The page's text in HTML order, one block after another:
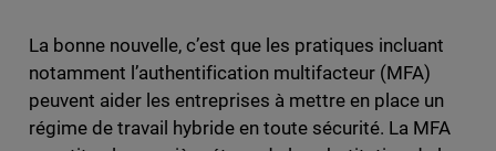
La bonne nouvelle, c’est que les pratiques incluant
notamment l’authentification multifacteur (MFA)
peuvent aider les entreprises à mettre en place un
régime de travail hybride en toute sécurité. La MFA